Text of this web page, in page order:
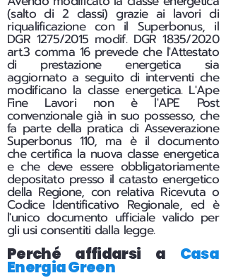
(salto di 2 classi) grazie ai lavori di
riqualificazione con il Superbonus, il
DGR 1275/2015 modif. DGR 1835/2020
art.3 comma 16 prevede che l'Attestato
di prestazione energetica sia
aggiornato a seguito di interventi che
modificano la classe energetica. L'Ape
Fine Lavori non è l'APE Post
convenzionale già in suo possesso, che
fa parte della pratica di Asseverazione
Superbonus 110, ma è il documento
che certifica la nuova classe energetica
e che deve essere obbligatoriamente
depositato presso il catasto energetico
della Regione, con relativa Ricevuta o
Codice Identificativo Regionale, ed è
l'unico documento ufficiale valido per
gli usi consentiti dalla legge.
Perché affidarsi a Casa
Energia Green